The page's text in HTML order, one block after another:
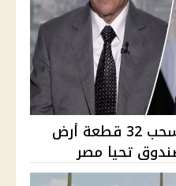
توفيق عكاشة يطالب بسحب 32 قطعة أرض
تحيا مصر